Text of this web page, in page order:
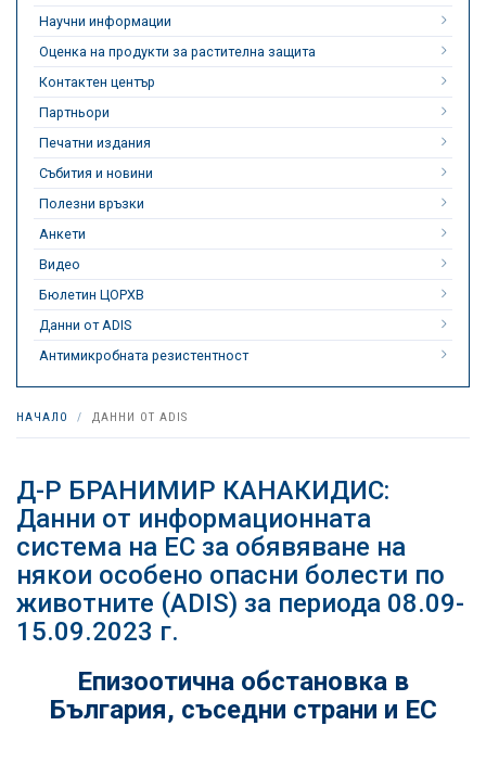
Научни информации
Оценка на продукти за растителна защита
Контактен център
Партньори
Печатни издания
Събития и новини
Полезни връзки
Анкети
Видео
Бюлетин ЦОРХВ
Данни от ADIS
Антимикробната резистентност
НАЧАЛО ДАННИ ОТ ADIS
Д-Р БРАНИМИР КАНАКИДИС:
Данни от информационната
система на ЕС за обявяване на
някои особено опасни болести по
животните (ADIS) за периода 08.09-
15.09.2023 г.
Епизоотична обстановка в
България, съседни страни и ЕС